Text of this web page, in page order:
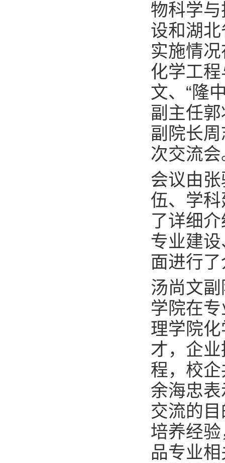
物科学
设和湖
实施情
化学工
文、“隆
副主任
副院长
次交流会
会议由
伍、学
了详细
专业建
面进行
汤尚文
学院在
理学院
才，企
程，校
余海忠
交流的
培养经
品专业